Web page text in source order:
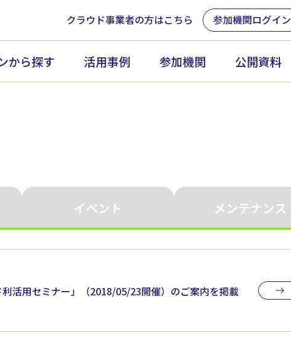
クラウド事業者の方はこちら 参加機関ログイン
から探す 活用事例 参加機関 公開資料
イベント メンテナンス
活用セミナー」（2018/05/23開催）のご案内を掲載